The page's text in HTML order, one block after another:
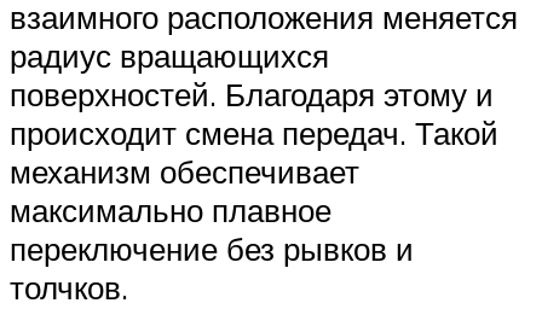
взаимного расположения меняется
радиус вращающихся
поверхностей. Благодаря этому и
происходит смена передач. Такой
механизм обеспечивает
максимально плавное
переключение без рывков и
толчков.